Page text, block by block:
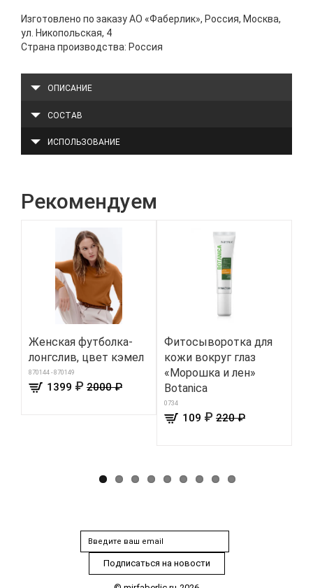
Изготовлено по заказу АО «Фаберлик», Россия, Москва,
ул. Никопольская, 4
Страна производства: Россия
ОПИСАНИЕ
СОСТАВ
ИСПОЛЬЗОВАНИЕ
Рекомендуем
Женская футболка-
лонгслив, цвет кэмел
870144 - 870149
1399 ₽ 2000 ₽
Фитосыворотка для
кожи вокруг глаз
«Морошка и лен»
Botanica
0734
109 ₽ 220 ₽